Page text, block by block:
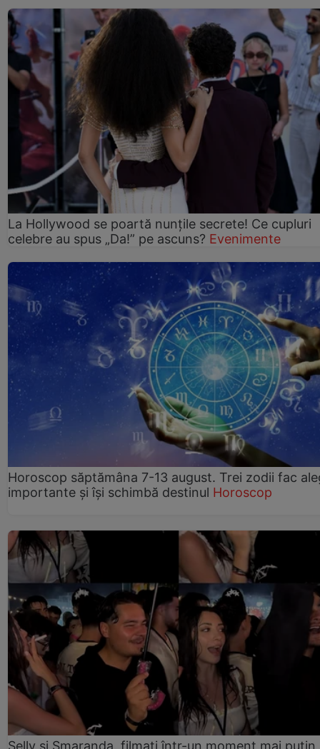
La Hollywood se poartă nunțile secrete! Ce cupluri
celebre au spus „Da!” pe ascuns? Evenimente
Horoscop săptămâna 7-13 august. Trei zodii fac
importante și își schimbă destinul Horoscop
Selly și Smaranda, filmați într-un moment mai puțin